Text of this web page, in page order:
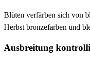
Blüten verfärben sich von
Herbst bronzefarben und
Ausbreitung